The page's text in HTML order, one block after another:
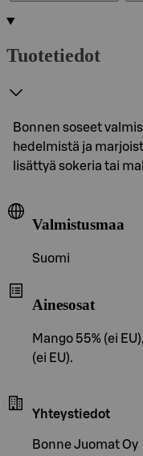
Tuotetiedot
Bonnen soseet
hedelmistä ja
lisättyä sokeria tai
Valmistusmaa
Suomi
Ainesosat
Mango 55% (ei
(ei EU).
Yhteystiedot
Bonne Juomat Oy